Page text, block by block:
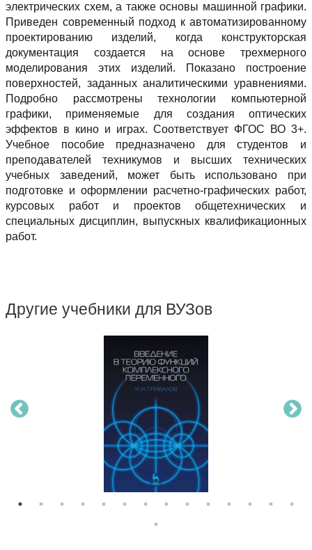
электрических схем, а также основы машинной графики.
Приведен современный подход к автоматизированному
проектированию изделий, когда конструкторская
документация создается на основе трехмерного
моделирования этих изделий. Показано построение
поверхностей, заданных аналитическими уравнениями.
Подробно рассмотрены технологии компьютерной
графики, применяемые для создания оптических
эффектов в кино и играх. Соответствует ФГОС ВО 3+.
Учебное пособие предназначено для студентов и
преподавателей техникумов и высших технических
учебных заведений, может быть использовано при
подготовке и оформлении расчетно-графических работ,
курсовых работ и проектов общетехнических и
специальных дисциплин, выпускных квалификационных
работ.
Другие учебники для ВУЗов